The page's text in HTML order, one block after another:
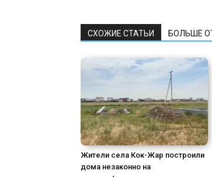
СХОЖИЕ СТАТЬИ БОЛЬШЕ
Жители села Кок-Жар построили
дома незаконно на